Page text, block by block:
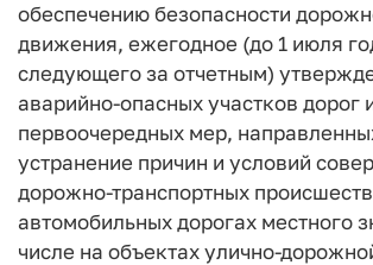
обеспечению безопасности
движения, ежегодное (до 1 июля
следующего за отчетным)
аварийно-опасных участков дорог
первоочередных мер,
устранение причин и условий
дорожно-транспортных
автомобильных дорогах местного
числе на объектах улично-